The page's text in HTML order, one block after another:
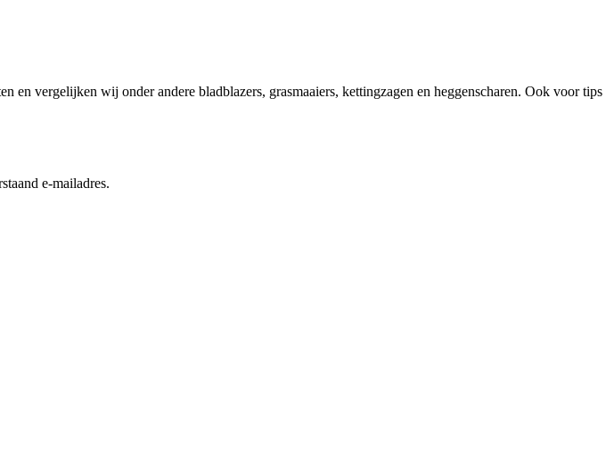
en vergelijken wij onder andere bladblazers, grasmaaiers, kettingzagen en heggenscharen. Ook voor tips
e-mailadres.